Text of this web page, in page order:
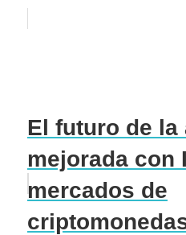
El futuro de la
mejorada con
mercados de